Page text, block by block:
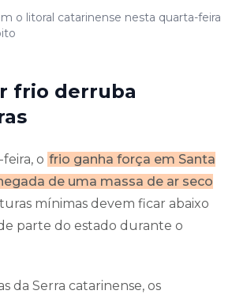
o litoral catarinense nesta quarta-feira
frio derruba
o frio ganha força em Santa
de uma massa de ar seco
mínimas devem ficar abaixo
parte do estado durante o
da Serra catarinense, os